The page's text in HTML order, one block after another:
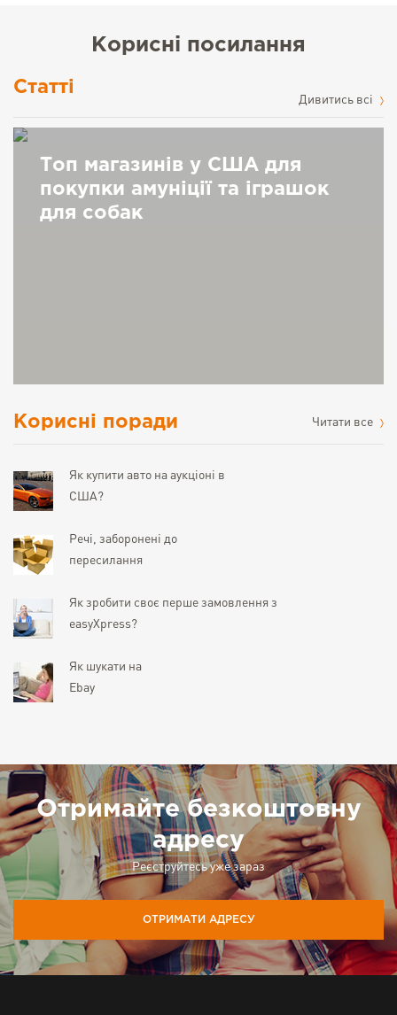
Корисні посилання
Статті
Дивитись всі
Топ магазинів у США для
покупки амуніції та іграшок
для собак
Корисні поради Читати все
Як купити авто на аукціоні в
США?
Речі, заборонені до
пересилання
Як зробити своє перше замовлення з
easyXpress?
Як шукати на
Ebay
Отримайте безкоштовну
адресу
Реєструйтесь уже зараз
ОТРИМАТИ АДРЕСУ